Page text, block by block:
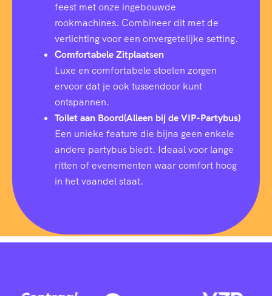
feest met onze ingebouwde
rookmachines. Combineer dit met de
verlichting voor een onvergetelijke setting.
Comfortabele Zitplaatsen
Luxe en comfortabele stoelen zorgen
ervoor dat je ook tussendoor kunt
ontspannen.
Toilet aan Boord(Alleen bij de VIP-Partybus)
Een unieke feature die bijna geen enkele
andere partybus biedt. Ideaal voor lange
ritten of evenementen waar comfort hoog
in het vaandel staat.